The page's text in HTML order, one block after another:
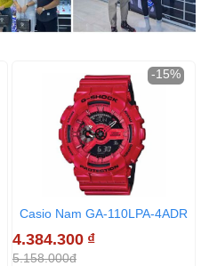
Casio Nam GA-110LPA-4ADR
4.384.300 ₫
5.158.000đ
-15%